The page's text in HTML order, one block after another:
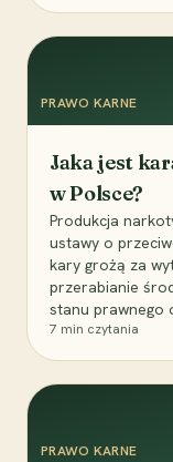
PRAWO KARNE
Jaka jest
w Polsce?
Produkcja
ustawy o
kary grożą za
przerabianie
stanu prawnego
7 min czytania
PRAWO KARNE